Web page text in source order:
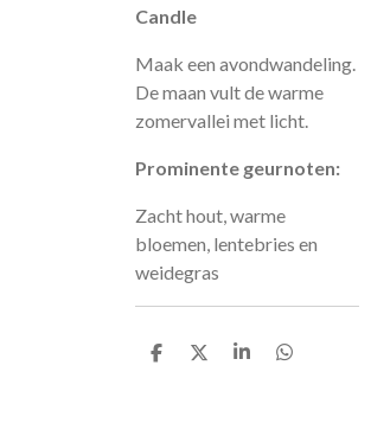
Candle
Maak een avondwandeling.
De maan vult de warme
zomervallei met licht.
Prominente geurnoten:
Zacht hout, warme
bloemen, lentebries en
weidegras
D
D
S
D